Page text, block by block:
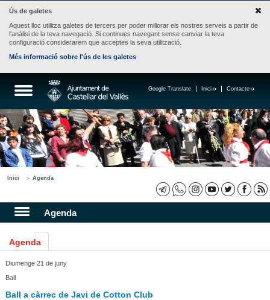
Ús de galetes
Aquest lloc utilitza galetes de tercers per poder millorar els nostres serveis a partir de
l'anàlisi de la teva navegació. Si continues navegant sense canviar la teva
configuració considerarem que acceptes la seva utilització.
Més informació sobre l'ús de les galetes
Contacte
Inici
Google Translate
Inici Agenda
Agenda
Agenda
Diumenge 21 de juny
Ball
Ball a càrrec de Javi de Cotton Club